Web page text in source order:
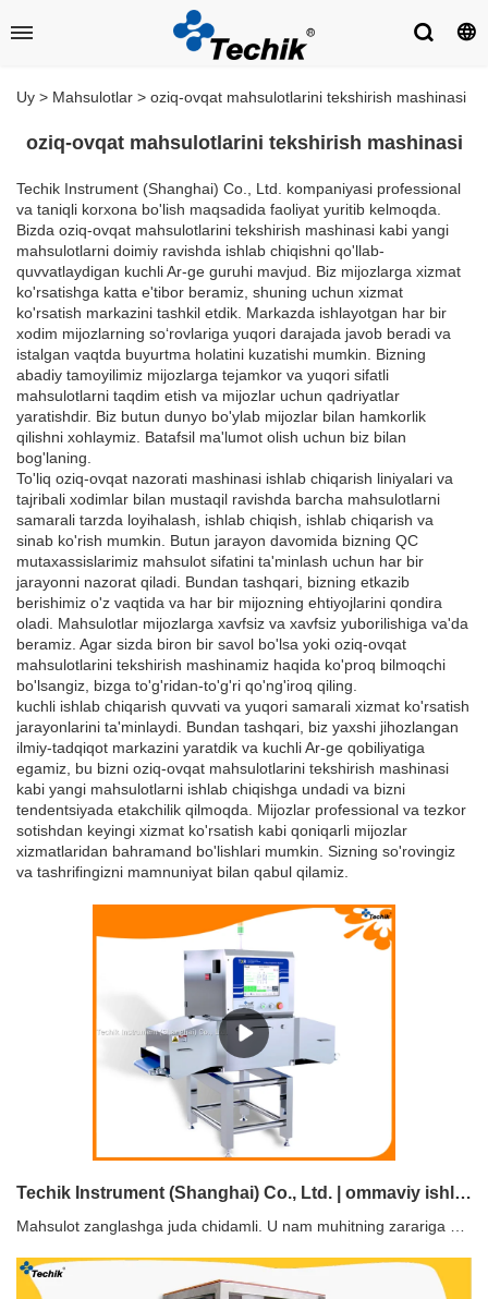
Uy > Mahsulotlar > oziq-ovqat mahsulotlarini tekshirish mashinasi
oziq-ovqat mahsulotlarini tekshirish mashinasi
Techik Instrument (Shanghai) Co., Ltd. kompaniyasi professional
va taniqli korxona bo'lish maqsadida faoliyat yuritib kelmoqda.
Bizda oziq-ovqat mahsulotlarini tekshirish mashinasi kabi yangi
mahsulotlarni doimiy ravishda ishlab chiqishni qo'llab-
quvvatlaydigan kuchli Ar-ge guruhi mavjud. Biz mijozlarga xizmat
ko'rsatishga katta e'tibor beramiz, shuning uchun xizmat
ko'rsatish markazini tashkil etdik. Markazda ishlayotgan har bir
xodim mijozlarning so‘rovlariga yuqori darajada javob beradi va
istalgan vaqtda buyurtma holatini kuzatishi mumkin. Bizning
abadiy tamoyilimiz mijozlarga tejamkor va yuqori sifatli
mahsulotlarni taqdim etish va mijozlar uchun qadriyatlar
yaratishdir. Biz butun dunyo bo'ylab mijozlar bilan hamkorlik
qilishni xohlaymiz. Batafsil ma'lumot olish uchun biz bilan
bog'laning.
To'liq oziq-ovqat nazorati mashinasi ishlab chiqarish liniyalari va
tajribali xodimlar bilan mustaqil ravishda barcha mahsulotlarni
samarali tarzda loyihalash, ishlab chiqish, ishlab chiqarish va
sinab ko'rish mumkin. Butun jarayon davomida bizning QC
mutaxassislarimiz mahsulot sifatini ta'minlash uchun har bir
jarayonni nazorat qiladi. Bundan tashqari, bizning etkazib
berishimiz o'z vaqtida va har bir mijozning ehtiyojlarini qondira
oladi. Mahsulotlar mijozlarga xavfsiz va xavfsiz yuborilishiga va'da
beramiz. Agar sizda biron bir savol bo'lsa yoki oziq-ovqat
mahsulotlarini tekshirish mashinamiz haqida ko'proq bilmoqchi
bo'lsangiz, bizga to'g'ridan-to'g'ri qo'ng'iroq qiling.
kuchli ishlab chiqarish quvvati va yuqori samarali xizmat ko'rsatish
jarayonlarini ta'minlaydi. Bundan tashqari, biz yaxshi jihozlangan
ilmiy-tadqiqot markazini yaratdik va kuchli Ar-ge qobiliyatiga
egamiz, bu bizni oziq-ovqat mahsulotlarini tekshirish mashinasi
kabi yangi mahsulotlarni ishlab chiqishga undadi va bizni
tendentsiyada etakchilik qilmoqda. Mijozlar professional va tezkor
sotishdan keyingi xizmat ko'rsatish kabi qoniqarli mijozlar
xizmatlaridan bahramand bo'lishlari mumkin. Sizning so'rovingiz
va tashrifingizni mamnuniyat bilan qabul qilamiz.
Techik Instrument (Shanghai) Co., Ltd. | ommaviy ishlab chiqarish oziq-ovqat tekshirish mashinasi ta'minoti